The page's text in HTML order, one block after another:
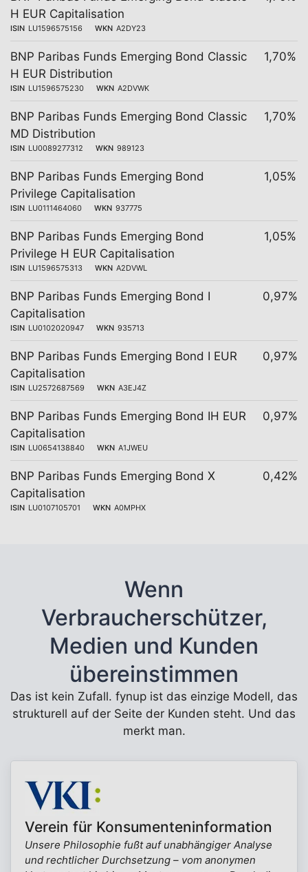
H EUR Capitalisation
ISIN LU1596575156 WKN A2DY23
BNP Paribas Funds Emerging Bond Classic
H EUR Distribution
ISIN LU1596575230 WKN A2DVWK
1,70%
BNP Paribas Funds Emerging Bond Classic
MD Distribution
ISIN LU0089277312 WKN 989123
1,70%
BNP Paribas Funds Emerging Bond
Privilege Capitalisation
ISIN LU0111464060 WKN 937775
1,05%
BNP Paribas Funds Emerging Bond
Privilege H EUR Capitalisation
ISIN LU1596575313 WKN A2DVWL
1,05%
BNP Paribas Funds Emerging Bond I
Capitalisation
ISIN LU0102020947 WKN 935713
0,97%
BNP Paribas Funds Emerging Bond I EUR
Capitalisation
ISIN LU2572687569 WKN A3EJ4Z
0,97%
BNP Paribas Funds Emerging Bond IH EUR
Capitalisation
ISIN LU0654138840 WKN A1JWEU
0,97%
BNP Paribas Funds Emerging Bond X
Capitalisation
ISIN LU0107105701 WKN A0MPHX
0,42%
Wenn
Verbraucherschützer,
Medien und Kunden
übereinstimmen
Das ist kein Zufall. fynup ist das einzige Modell, das
strukturell auf der Seite der Kunden steht. Und das
merkt man.
Verein für Konsumenteninformation
Unsere Philosophie fußt auf unabhängiger Analyse
und rechtlicher Durchsetzung – vom anonymen